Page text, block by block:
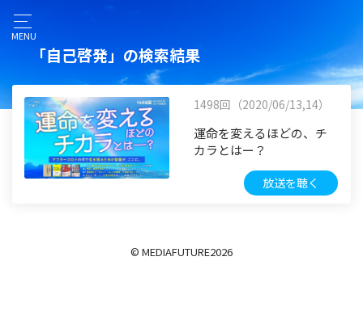
MENU
「自己啓発」の検索結果
1498回（2020/06/13,14）
運命を変えるほどの、チ
カラとはー？
放送を聴く
© MEDIAFUTURE2026